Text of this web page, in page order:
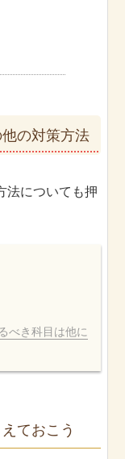
の対策方法
法についても押
べき科目は他に
ておこう